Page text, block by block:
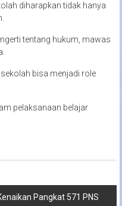
diharapkan tidak hanya
tentang hukum, mawas
bisa menjadi role
pelaksanaan belajar
Pangkat 571 PNS